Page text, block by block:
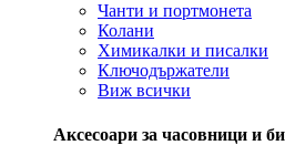
Чанти и портмонета
Колани
Химикалки и писалки
Ключодържатели
Виж всички
Аксесоари за часовници и